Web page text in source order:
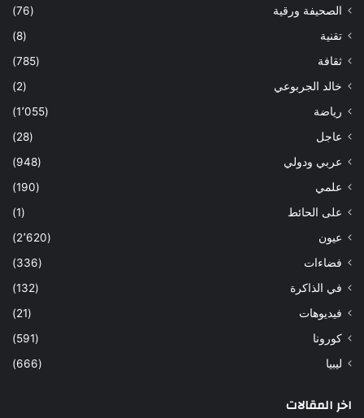
الصحيفة ورقية
(76)
تقنية
(8)
ثقافة
(785)
خالد الجربوعي
(2)
رياضة
(1٬055)
عاجل
(28)
عربي ودولي
(948)
علمي
(190)
على الحائط
(1)
عيون
(2٬620)
فضاءات
(336)
في الذاكرة
(132)
فيديوهات
(21)
كورونا
(591)
ليبيا
(666)
اخر المقالات